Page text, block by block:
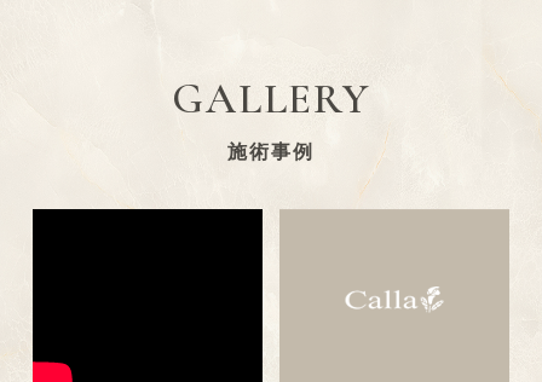
GALLERY
施術事例